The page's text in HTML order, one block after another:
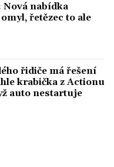
Nová nabídka
řetězec to ale
řidiče má řešení
krabička z Actionu
auto nestartuje